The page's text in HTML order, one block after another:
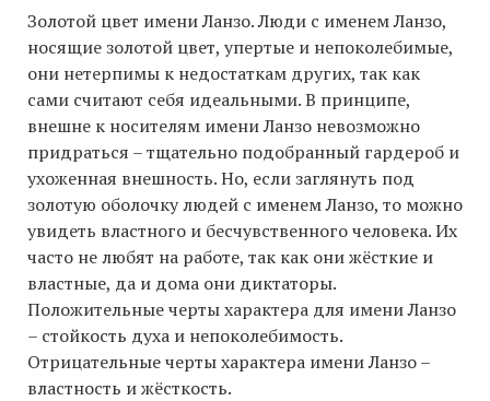
Золотой цвет имени Ланзо. Люди с именем Ланзо,
носящие золотой цвет, упертые и непоколебимые,
они нетерпимы к недостаткам других, так как
сами считают себя идеальными. В принципе,
внешне к носителям имени Ланзо невозможно
придраться – тщательно подобранный гардероб и
ухоженная внешность. Но, если заглянуть под
золотую оболочку людей с именем Ланзо, то можно
увидеть властного и бесчувственного человека. Их
часто не любят на работе, так как они жёсткие и
властные, да и дома они диктаторы.
Положительные черты характера для имени Ланзо
– стойкость духа и непоколебимость.
Отрицательные черты характера имени Ланзо –
властность и жёсткость.